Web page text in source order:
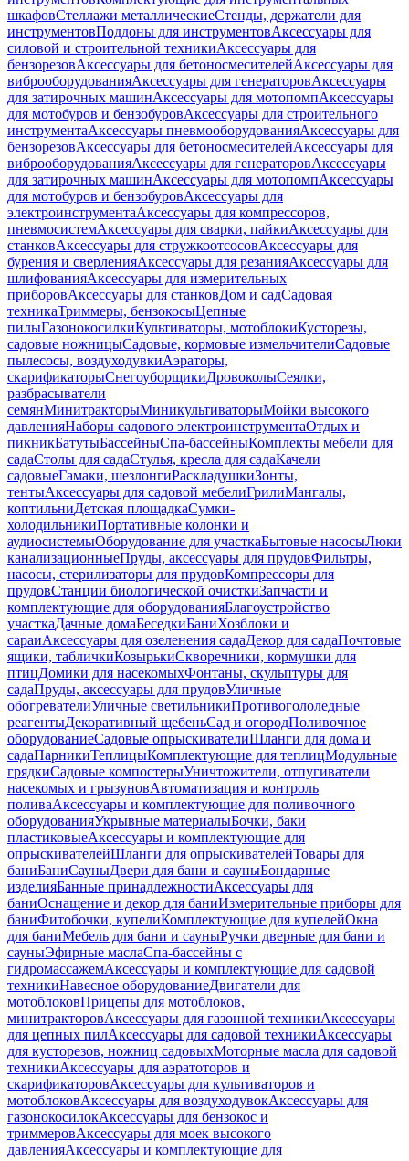
шкафовСтеллажи металлическиеСтенды, держатели для
инструментовПоддоны для инструментовАксессуары для
силовой и строительной техникиАксессуары для
бензорезовАксессуары для бетоносмесителейАксессуары для
виброоборудованияАксессуары для генераторовАксессуары
для затирочных машинАксессуары для мотопомпАксессуары
для мотобуров и бензобуровАксессуары для строительного
инструментаАксессуары пневмооборудованияАксессуары для
бензорезовАксессуары для бетоносмесителейАксессуары для
виброоборудованияАксессуары для генераторовАксессуары
для затирочных машинАксессуары для мотопомпАксессуары
для мотобуров и бензобуровАксессуары для
электроинструментаАксессуары для компрессоров,
пневмосистемАксессуары для сварки, пайкиАксессуары для
станковАксессуары для стружкоотсосовАксессуары для
бурения и сверленияАксессуары для резанияАксессуары для
шлифованияАксессуары для измерительных
приборовАксессуары для станковДом и садСадовая
техникаТриммеры, бензокосыЦепные
пилыГазонокосилкиКультиваторы, мотоблокиКусторезы,
садовые ножницыСадовые, кормовые измельчителиСадовые
пылесосы, воздуходувкиАэраторы,
скарификаторыСнегоуборщикиДровоколыСеялки,
разбрасыватели
семянМинитракторыМиникультиваторыМойки высокого
давленияНаборы садового электроинструментаОтдых и
пикникБатутыБассейныСпа-бассейныКомплекты мебели для
садаСтолы для садаСтулья, кресла для садаКачели
садовыеГамаки, шезлонгиРаскладушкиЗонты,
тентыАксессуары для садовой мебелиГрилиМангалы,
коптильниДетская площадкаСумки-
холодильникиПортативные колонки и
аудиосистемыОборудование для участкаБытовые насосыЛюки
канализационныеПруды, аксессуары для прудовФильтры,
насосы, стерилизаторы для прудовКомпрессоры для
прудовСтанции биологической очисткиЗапчасти и
комплектующие для оборудованияБлагоустройство
участкаДачные домаБеседкиБаниХозблоки и
сараиАксессуары для озеленения садаДекор для садаПочтовые
ящики, табличкиКозырькиСкворечники, кормушки для
птицДомики для насекомыхФонтаны, скульптуры для
садаПруды, аксессуары для прудовУличные
обогревателиУличные светильникиПротивогололедные
реагентыДекоративный щебеньСад и огородПоливочное
оборудованиеСадовые опрыскивателиШланги для дома и
садаПарникиТеплицыКомплектующие для теплицМодульные
грядкиСадовые компостерыУничтожители, отпугиватели
насекомых и грызуновАвтоматизация и контроль
поливаАксессуары и комплектующие для поливочного
оборудованияУкрывные материалыБочки, баки
пластиковыеАксессуары и комплектующие для
опрыскивателейШланги для опрыскивателейТовары для
баниБаниСауныДвери для бани и сауныБондарные
изделияБанные принадлежностиАксессуары для
баниОснащение и декор для баниИзмерительные приборы для
баниФитобочки, купелиКомплектующие для купелейОкна
для баниМебель для бани и сауныРучки дверные для бани и
сауныЭфирные маслаСпа-бассейны с
гидромассажемАксессуары и комплектующие для садовой
техникиНавесное оборудованиеДвигатели для
мотоблоковПрицепы для мотоблоков,
минитракторовАксессуары для газонной техникиАксессуары
для цепных пилАксессуары для садовой техникиАксессуары
для кусторезов, ножниц садовыхМоторные масла для садовой
техникиАксессуары для аэратоторов и
скарификаторовАксессуары для культиваторов и
мотоблоковАксессуары для воздуходувокАксессуары для
газонокосилокАксессуары для бензокос и
триммеровАксессуары для моек высокого
давленияАксессуары и комплектующие для